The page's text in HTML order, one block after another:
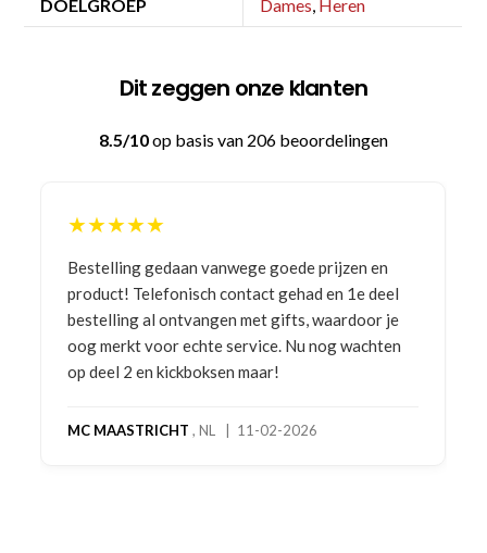
DOELGROEP Dames, Heren
Dit zeggen onze klanten
8.5/10op basis van 206 beoordelingen
★★★★★
Bestelling gedaan vanwege goede prijzen en
product! Telefonisch contact gehad en 1e deel
bestelling al ontvangen met gifts, waardoor je
oog merkt voor echte service. Nu nog wachten
op deel 2 en kickboksen maar!
MC MAASTRICHT , NL | 11-02-2026